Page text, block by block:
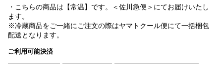
・こちらの商品は【常温】です。＜佐川急便＞にてお届けいたし
ます。
※冷蔵商品をご一緒にご注文の際はヤマトクール便にて一括梱包
配送となります。
ご利用可能決済